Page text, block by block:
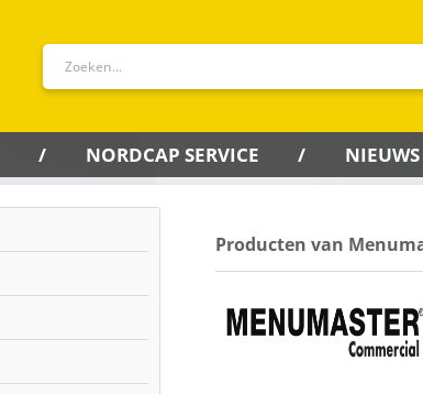
NORDCAP SERVICE NIEUWS
Producten van